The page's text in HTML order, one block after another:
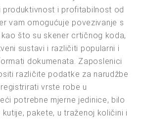
i profitabilnost od
vam omogućuje povezivanje s
što su skener crtičnog koda,
sustavi i različiti popularni i
dokumenata. Zaposlenici
različite podatke za narudžbe
vrste robe u
potrebne mjerne jedinice, bilo
kutije, pakete, u traženoj količini i